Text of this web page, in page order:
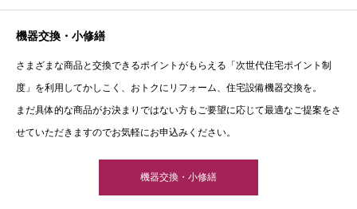
機器交換・小修繕
さまざまな商品と交換できるポイントがもらえる「次世代住宅ポイント制
度」を利用してかしこく、おトクにリフォーム、住宅設備機器交換を。
まだ具体的な商品がお決まりではない方もご要望に応じて最適なご提案をさ
せていただきますのでお気軽にお申込みください。
機器交換・小修繕